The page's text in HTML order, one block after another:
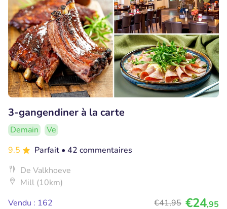
3-gangendiner à la carte
Demain
Ve
9.5
Parfait • 42 commentaires
De Valkhoeve
Mill (10km)
Vendu : 162
€41,95 €24,95